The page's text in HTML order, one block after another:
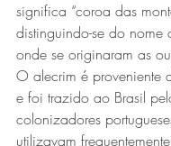
significa “coroa das
distinguindo-se do nome
onde se originaram as
O alecrim é proveniente
e foi trazido ao Brasil
colonizadores
utilizavam